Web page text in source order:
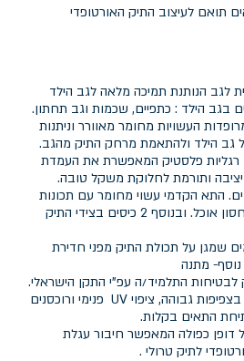
לגב הנותנת תמיכה מלאה לגב הילד
בגב הילד : כתפיים, שכמות וגב תחתון.
העשויות מחומר מאוורר וניתנות
גב הילד ולהתאמת מרחק התיק מהגב.
תחתית קשיחה בעלת 4 רגליות פלסטיק המאפשרת את העמדת
ותורמת לחלוקת משקל טובה.
מרווחים. התא הקדמי עשוי מחומר עם תכונות
בידוד טרמי ומתאים לאחסון אוכל. ובנוסף 2 כיסים בצידי התיק
שמגן על תכולת התיק מפני חדירת
מתנה
לבטיחות התלמיד/ה עפ"י התקן הישראלי.
התיק מיוצר מבד איכותי בצפיפות גבוהה, ציפוי UV פנימי ורוכסנים
התאים בקלות.
דופן כפולה המאפשר חיבור עגלת
לתיק טרולי .